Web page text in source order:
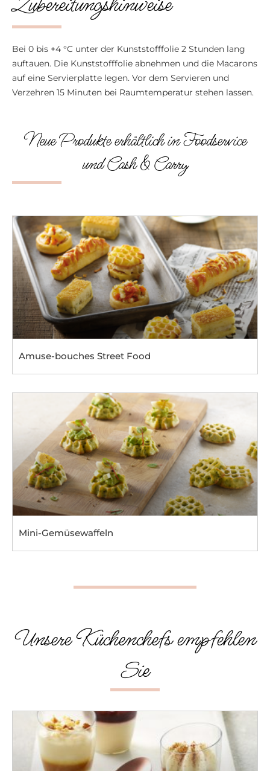
Bei 0 bis +4 °C unter der Kunststofffolie 2 Stunden lang
auftauen. Die Kunststofffolie abnehmen und die Macarons
auf eine Servierplatte legen. Vor dem Servieren und
Verzehren 15 Minuten bei Raumtemperatur stehen lassen.
Neue Produkte erhältlich in Foodservice
und Cash & Carry
Amuse-bouches Street Food
Mini-Gemüsewaffeln
Unsere Küchenchefs empfehlen
Sie